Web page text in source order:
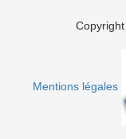
Mentions légales